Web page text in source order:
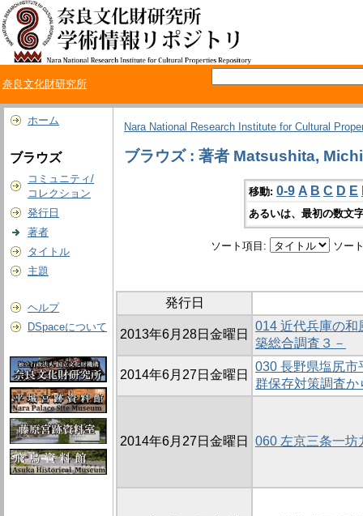
奈良文化財研究所
ホーム
ブラウズ
コミュニティ/
コレクション
発行日
著者
タイトル
主題
ヘルプ
DSpaceについて
Nara National Research Institute for Cultural
ブラウズ : 著者 Matsushita,
移動: 0-9 A B C D E
あるいは、最初の数文
ソート項目: ソー
発行日
2013年6月28日金曜日
014 近代兵庫の和
築総合調査３－
2014年6月27日金曜日
030 長野県塩尻
群保存対策調査か
2014年6月27日金曜日 060 左京三条一坊